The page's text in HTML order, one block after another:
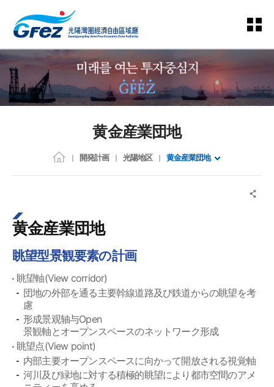
黄金産業団地
開発計画 光陽地区 黄金産業団地
黄金産業団地
眺望型景観要素の計画
眺望軸(View corridor)
団地の外部を通る主要幹線道路及び鉄道からの眺望を考
慮
形成景观轴与Open
景観軸とオープンスペースのネットワーク形成
眺望点(View point)
内部主要オープンスペースに向かって開放される視覚軸
河川及び緑地に対する積極的眺望により都市空間のアメ